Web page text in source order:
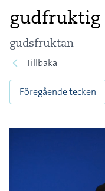
gudfruktig
gudsfruktan
Tillbaka
Föregående tecken